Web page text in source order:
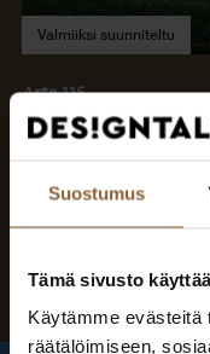
Suostumus
Tämä sivusto
Käytämme evästeitä
räätälöimiseen,
Valmiiksi suunniteltu
Arte 115
Kerroksia: 2
Huoneistoala: 92.5 m